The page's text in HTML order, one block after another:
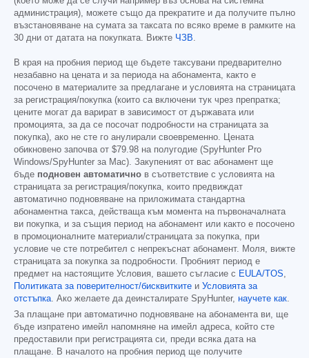
администрация), можете също да прекратите и да получите пълно
възстановяване на сумата за таксата по всяко време в рамките на
30 дни от датата на покупката. Вижте ЧЗВ.
В края на пробния период ще бъдете таксувани предварително
незабавно на цената и за периода на абонамента, както е
посочено в материалите за предлагане и условията на страницата
за регистрация/покупка (които са включени тук чрез препратка;
цените могат да варират в зависимост от държавата или
промоцията, за да се посочат подробности на страницата за
покупка), ако не сте го анулирали своевременно. Цената
обикновено започва от $79.98 на полугодие (SpyHunter Pro
Windows/SpyHunter за Mac). Закупеният от вас абонамент ще
бъде подновен автоматично в съответствие с условията на
страницата за регистрация/покупка, които предвиждат
автоматично подновяване на приложимата стандартна
абонаментна такса, действаща към момента на първоначалната
ви покупка, и за същия период на абонамент или както е посочено
в промоционалните материали/страницата за покупка, при
условие че сте потребител с непрекъснат абонамент. Моля, вижте
страницата за покупка за подробности. Пробният период е
предмет на настоящите Условия, вашето съгласие с EULA/TOS,
Политиката за поверителност/бисквитките и Условията за
отстъпка. Ако желаете да деинсталирате SpyHunter, научете как.
За плащане при автоматично подновяване на абонамента ви, ще
бъде изпратено имейл напомняне на имейл адреса, който сте
предоставили при регистрацията си, преди всяка дата на
плащане. В началото на пробния период ще получите